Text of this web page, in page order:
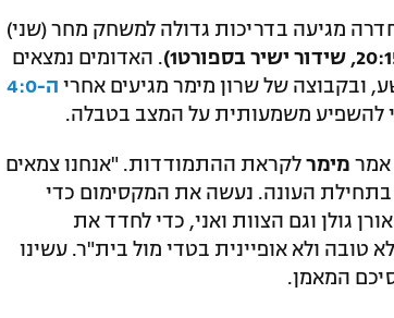
מגיעה בדריכות גדולה למשחק מחר (שני)
. האדומים נמצאים
של שרון מימר מגיעים אחרי
ה-4:0
להשפיע משמעותית על המצב בטבלה.
מימר לקראת ההתמודדות. "אנחנו צמאים
בתחילת העונה. נעשה את המקסימום כדי
גולן וגם הצוות ואני, כדי לחדד את
ולא אופיינית בטדי מול בית"ר. עשינו
המאמן.